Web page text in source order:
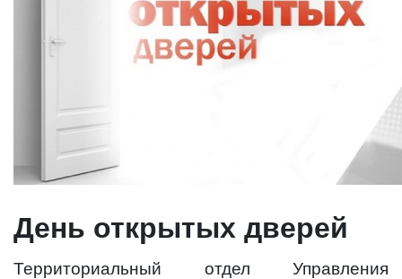
День открытых дверей
Территориальный отдел Управления